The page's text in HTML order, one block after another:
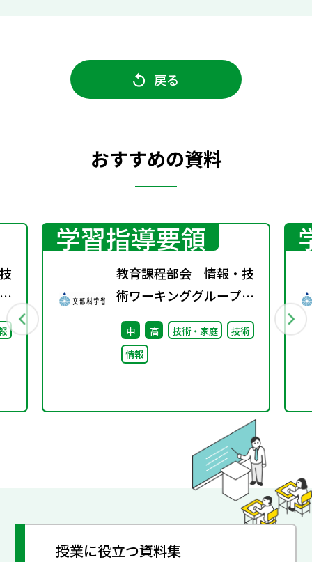
戻る
おすすめの資料
学習指導要領
教育課程部会 情報・技
術ワーキンググループ
（第11回）配付資料
中 高 技術・家庭
技術
情報
授業に役立つ資料集